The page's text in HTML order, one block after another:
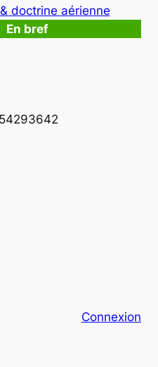
doctrine aérienne
En bref
Connexion